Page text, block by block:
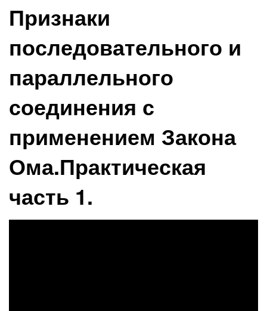
Признаки
последовательного и
параллельного
соединения с
применением Закона
Ома.Практическая
часть 1.